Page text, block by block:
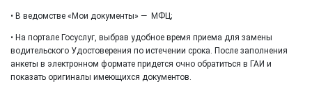
• В ведомстве «Мои документы» — МФЦ;
• На портале Госуслуг, выбрав удобное время приема для замены
водительского Удостоверения по истечении срока. После заполнения
анкеты в электронном формате придется очно обратиться в ГАИ и
показать оригиналы имеющихся документов.